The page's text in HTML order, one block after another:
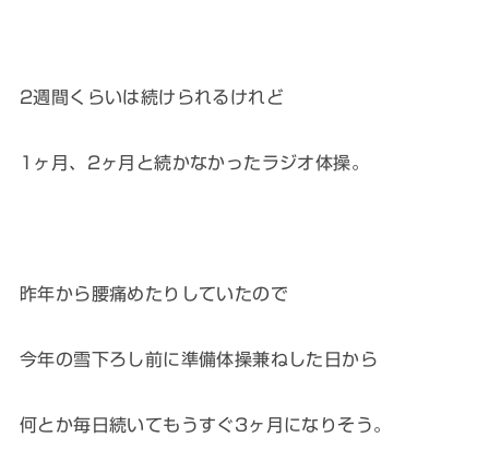
2週間くらいは続けられるけれど
1ヶ月、2ヶ月と続かなかったラジオ体操。
昨年から腰痛めたりしていたので
今年の雪下ろし前に準備体操兼ねした日から
何とか毎日続いてもうすぐ3ヶ月になりそう。